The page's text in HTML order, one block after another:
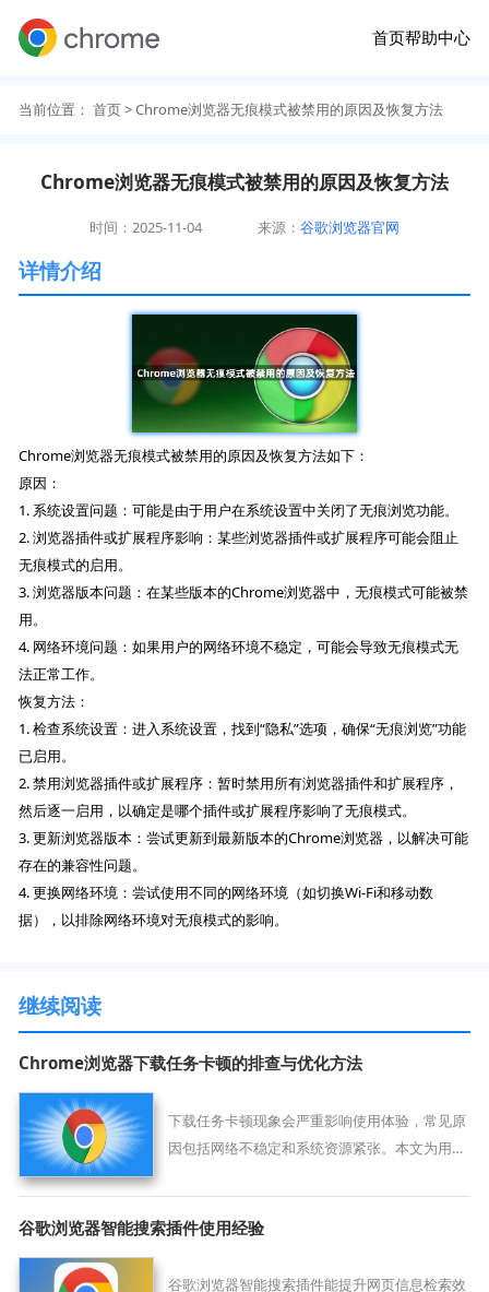
首页帮助中心
当前位置： 首页> Chrome浏览器无痕模式被禁用的原因及恢复方法
Chrome浏览器无痕模式被禁用的原因及恢复方法
时间：2025-11-04 来源：谷歌浏览器官网
详情介绍
Chrome浏览器无痕模式被禁用的原因及恢复方法如下：
原因：
1. 系统设置问题：可能是由于用户在系统设置中关闭了无痕浏览功能。
2. 浏览器插件或扩展程序影响：某些浏览器插件或扩展程序可能会阻止
无痕模式的启用。
3. 浏览器版本问题：在某些版本的Chrome浏览器中，无痕模式可能被禁
用。
4. 网络环境问题：如果用户的网络环境不稳定，可能会导致无痕模式无
法正常工作。
恢复方法：
1. 检查系统设置：进入系统设置，找到“隐私”选项，确保“无痕浏览”功能
已启用。
2. 禁用浏览器插件或扩展程序：暂时禁用所有浏览器插件和扩展程序，
然后逐一启用，以确定是哪个插件或扩展程序影响了无痕模式。
3. 更新浏览器版本：尝试更新到最新版本的Chrome浏览器，以解决可能
存在的兼容性问题。
4. 更换网络环境：尝试使用不同的网络环境（如切换Wi-Fi和移动数
据），以排除网络环境对无痕模式的影响。
继续阅读
Chrome浏览器下载任务卡顿的排查与优化方法
下载任务卡顿现象会严重影响使用体验，常见原
因包括网络不稳定和系统资源紧张。本文为用户
Chrome浏览器的下载性能和稳定性。
谷歌浏览器智能搜索插件使用经验
谷歌浏览器智能搜索插件能提升网页信息检索效